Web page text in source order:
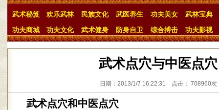
武术秘笈 欢乐武林 民族文化 武医养生 功夫美女 武林宝典
功夫商城 功夫文化 武术健身 防身自卫 综合搏击 功夫影视
武术点穴与中医点穴
日期：2013/1/7 16:22:31 点击： 708960
武术点穴和中医点穴